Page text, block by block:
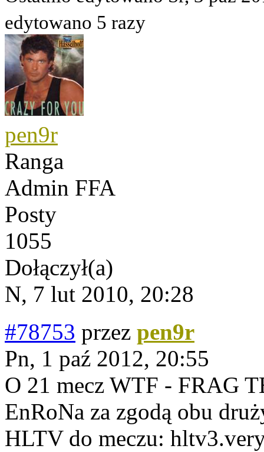
edytowano 5 razy
pen9r
Ranga
Admin FFA
Posty
1055
Dołączył(a)
N, 7 lut 2010, 20:28
#78753 przez pen9r
Pn, 1 paź 2012, 20:55
O 21 mecz WTF - FRAG
EnRoNa za zgodą obu
HLTV do meczu: